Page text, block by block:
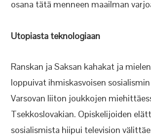
osana tätä menneen maailman
Utopiasta teknologiaan
Ranskan ja Saksan kahakat ja
loppuivat ihmiskasvoisen
Varsovan liiton joukkojen
Tsekkoslovakian. Opiskelijoiden
sosialismista hiipui television